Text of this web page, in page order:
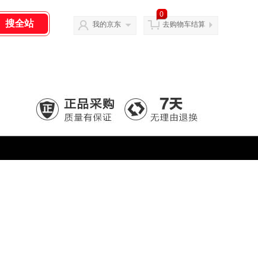
我的京东
0
去购物车结算